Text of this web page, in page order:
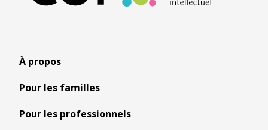
À propos
Pour les familles
Pour les professionnels